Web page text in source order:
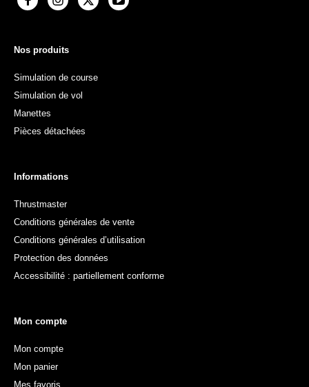
Nos produits
Simulation de course
Simulation de vol
Manettes
Pièces détachées
Informations
Thrustmaster
Conditions générales de vente
Conditions générales d’utilisation
Protection des données
Accessibilité : partiellement conforme
Mon compte
Mon compte
Mon panier
Mes favoris